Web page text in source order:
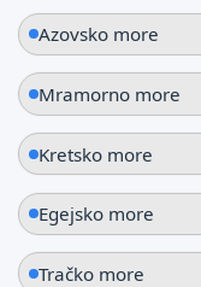
Azovsko more
Mramorno more
Kretsko more
Egejsko more
Tračko more